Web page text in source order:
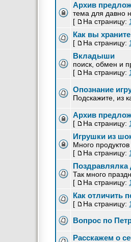
Архив
тема для давно
[
На страницу: 1
Как вы
[ На страницу: 1
Вкладыши
поиск, обмен и
[
На страницу: 1
Опознание
Подскажите, из
Архив
[ На страницу: 1
Игрушки из
Много
[
На страницу: 1
Поздравлялка
Так много
[
На страницу: 1
Как отличить
[ На страницу: 1
Вопрос по
Расскажем о